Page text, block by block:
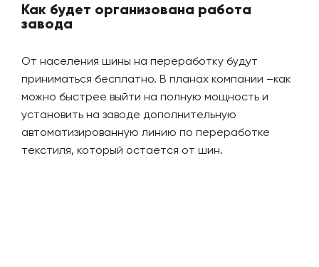
Как будет организована работа
завода
От населения шины на переработку будут
приниматься бесплатно. В планах компании –как
можно быстрее выйти на полную мощность и
установить на заводе дополнительную
автоматизированную линию по переработке
текстиля, который остается от шин.